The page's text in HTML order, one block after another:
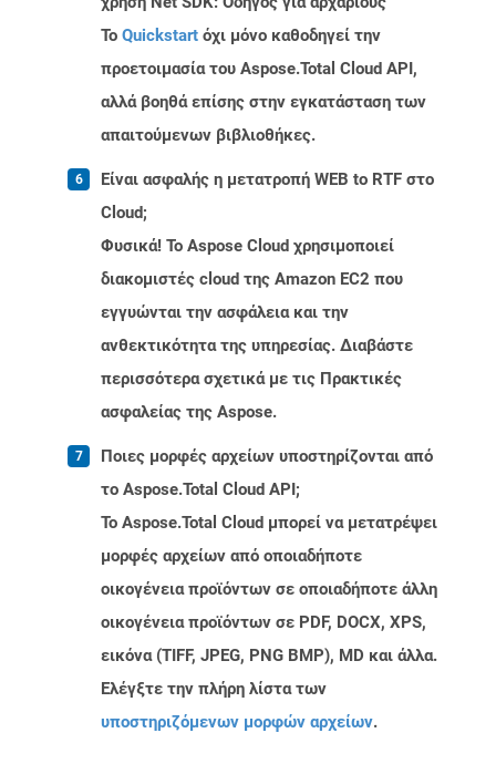
Το Quickstart όχι μόνο καθοδηγεί την
προετοιμασία του Aspose.Total Cloud API,
αλλά βοηθά επίσης στην εγκατάσταση των
απαιτούμενων βιβλιοθήκες.
Είναι ασφαλής η μετατροπή WEB to RTF στο
Cloud;
Φυσικά! Το Aspose Cloud χρησιμοποιεί
διακομιστές cloud της Amazon EC2 που
εγγυώνται την ασφάλεια και την
ανθεκτικότητα της υπηρεσίας. Διαβάστε
περισσότερα σχετικά με τις Πρακτικές
ασφαλείας της Aspose.
Ποιες μορφές αρχείων υποστηρίζονται από
το Aspose.Total Cloud API;
Το Aspose.Total Cloud μπορεί να μετατρέψει
μορφές αρχείων από οποιαδήποτε
οικογένεια προϊόντων σε οποιαδήποτε άλλη
οικογένεια προϊόντων σε PDF, DOCX, XPS,
εικόνα (TIFF, JPEG, PNG BMP), MD και άλλα.
Ελέγξτε την πλήρη λίστα των
υποστηριζόμενων μορφών αρχείων.